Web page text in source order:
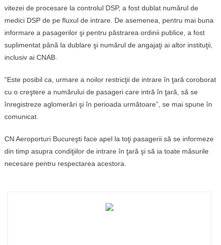
vitezei de procesare la controlul DSP, a fost dublat numărul de
medici DSP de pe fluxul de intrare. De asemenea, pentru mai buna
informare a pasagerilor şi pentru păstrarea ordinii publice, a fost
suplimentat până la dublare şi numărul de angajaţi ai altor instituţii,
inclusiv ai CNAB.
“Este posibil ca, urmare a noilor restricţii de intrare în ţară coroborat
cu o creştere a numărului de pasageri care intră în ţară, să se
înregistreze aglomerări şi în perioada următoare”, se mai spune în
comunicat.
CN Aeroporturi Bucureşti face apel la toţi pasagerii să se informeze
din timp asupra condiţiilor de intrare în ţară şi să ia toate măsurile
necesare pentru respectarea acestora.